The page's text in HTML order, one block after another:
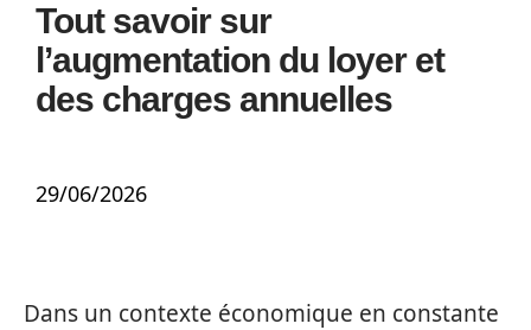
Tout savoir sur
l’augmentation du loyer et
des charges annuelles
29/06/2026
Dans un contexte économique en constante